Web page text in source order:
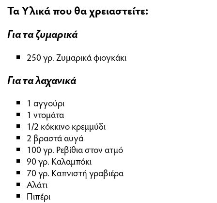
Τα Υλικά που θα χρειαστείτε:
Για τα ζυμαρικά
250 γρ. Ζυμαρικά φιογκάκι
Για τα λαχανικά
1 αγγούρι
1 ντομάτα
1/2 κόκκινο κρεμμύδι
2 βραστά αυγά
100 γρ. Ρεβίθια στον ατμό
90 γρ. Καλαμπόκι
70 γρ. Καπνιστή γραβιέρα
Αλάτι
Πιπέρι